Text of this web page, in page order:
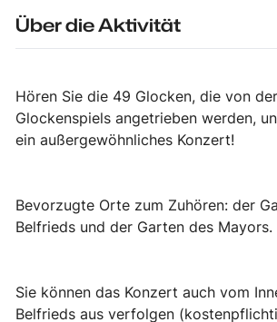
Über die Aktivität
Hören Sie die 49 Glocken, die von
Glockenspiels angetrieben werden,
ein außergewöhnliches Konzert!
Bevorzugte Orte zum Zuhören: der
Belfrieds und der Garten des Mayors.
Sie können das Konzert auch vom
Belfrieds aus verfolgen